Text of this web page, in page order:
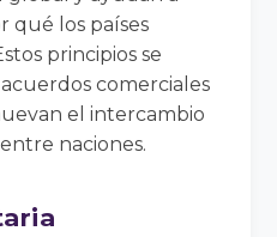
qué los países
principios se
comerciales
el intercambio
naciones.